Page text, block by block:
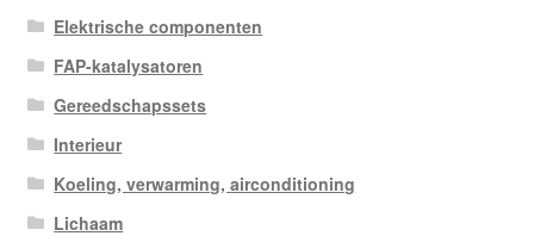
Elektrische componenten
FAP-katalysatoren
Gereedschapssets
Interieur
Koeling, verwarming, airconditioning
Lichaam